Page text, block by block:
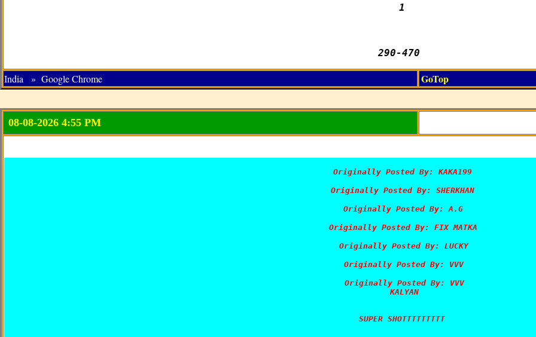
1
290-470
India » Google Chrome GoTop
08-08-2026 4:55 PM
Originally Posted By: KAKA199
Originally Posted By: SHERKHAN
Originally Posted By: A.G
Originally Posted By: FIX MATKA
Originally Posted By: LUCKY
Originally Posted By: VVV
Originally Posted By: VVV
KALYAN
SUPER SHOTTTTTTTTT